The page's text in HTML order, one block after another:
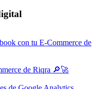
con tu E-Commerce de
de Riqra 🔎🚀